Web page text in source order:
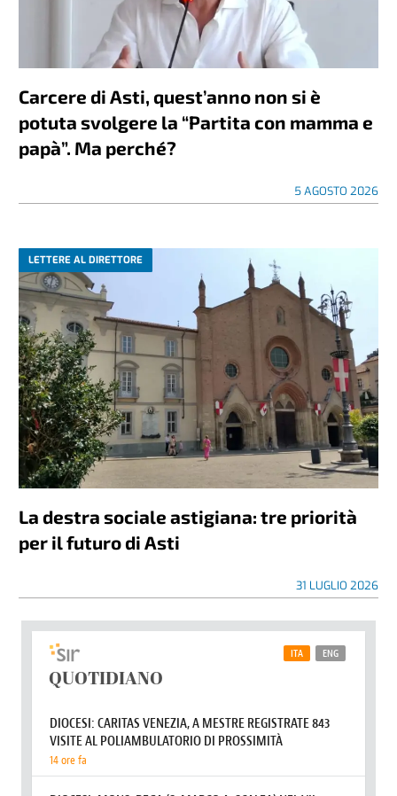
Carcere di Asti, quest’anno non si è
potuta svolgere la “Partita con mamma e
papà”. Ma perché?
5 AGOSTO 2026
LETTERE AL DIRETTORE
La destra sociale astigiana: tre priorità
per il futuro di Asti
31 LUGLIO 2026